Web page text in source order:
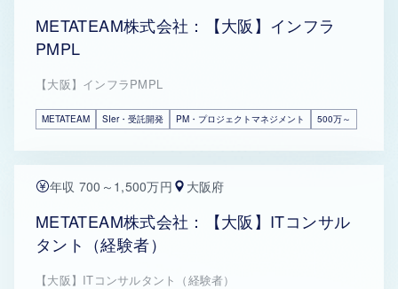
METATEAM株式会社：【大阪】インフラ
PMPL
【大阪】インフラPMPL
METATEAM SIer・受託開発 PM・プロジェクトマネジメント 500万～
年収 700～1,500万円 大阪府
METATEAM株式会社：【大阪】ITコンサル
タント（経験者）
【大阪】ITコンサルタント（経験者）